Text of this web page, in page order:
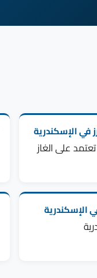
الإسكندرية
على الغاز
الإسكندرية